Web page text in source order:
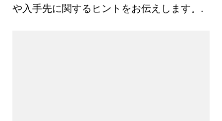
や入手先に関するヒントをお伝えします。.